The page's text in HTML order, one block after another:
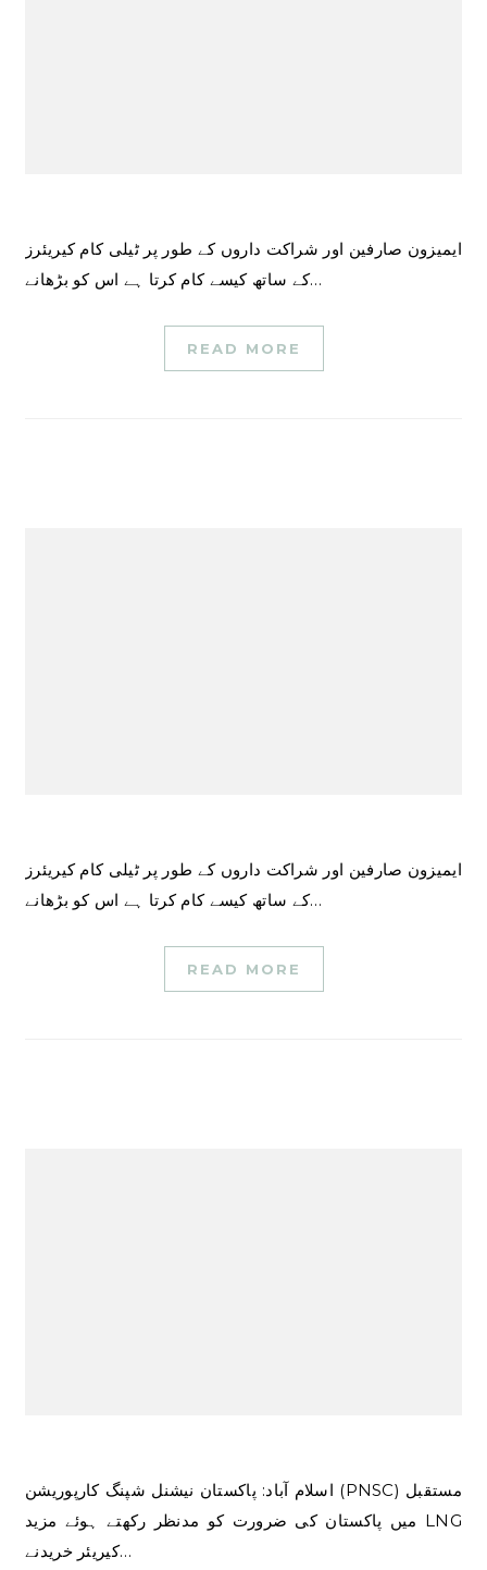
ایمیزون صارفین اور شراکت داروں کے طور پر ٹیلی کام کیریئرز
کے ساتھ کیسے کام کرتا ہے اس کو بڑھانے…
READ MORE
ایمیزون صارفین اور شراکت داروں کے طور پر ٹیلی کام کیریئرز
کے ساتھ کیسے کام کرتا ہے اس کو بڑھانے…
READ MORE
اسلام آباد: پاکستان نیشنل شپنگ کارپوریشن (PNSC) مستقبل
میں پاکستان کی ضرورت کو مدنظر رکھتے ہوئے مزید LNG
کیریئر خریدنے…